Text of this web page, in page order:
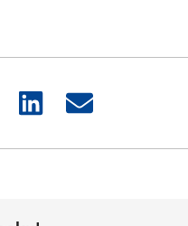
Share
Share